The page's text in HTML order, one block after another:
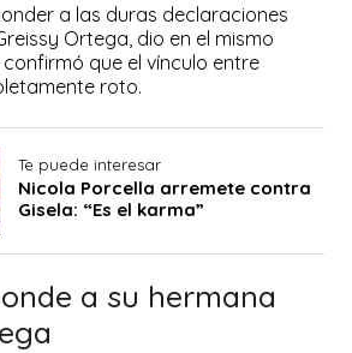
a las duras declaraciones
Ortega, dio en el mismo
que el vínculo entre
roto.
Te puede interesar
Nicola Porcella arremete contra
Gisela: “Es el karma”
a su hermana